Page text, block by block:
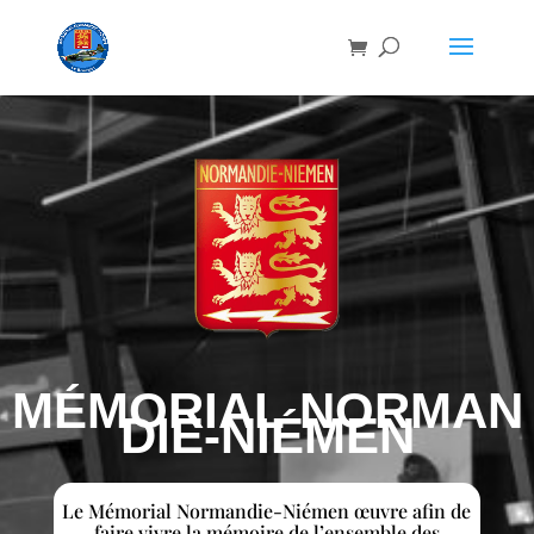
MÉMORIALNORMAN
DIE-NIÉMEN
Le Mémorial Normandie-Niémen œuvre afin de